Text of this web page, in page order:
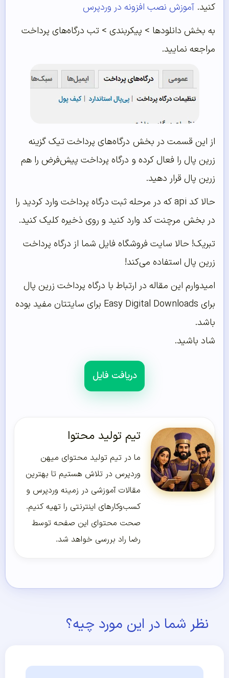
کنید. آموزش نصب افزونه در وردپرس
به بخش دانلودها > پیکربندی > تب درگاه‌های پرداخت
مراجعه نمایید.
از این قسمت در بخش درگاه‌های پرداخت تیک گزینه
زرین پال را فعال کرده و درگاه پرداخت پیش‌فرض را هم
زرین پال قرار دهید.
حالا کد api که در مرحله ثبت درگاه پرداخت وارد کردید را
در بخش مرچنت‌ کد وارد کنید و روی ذخیره کلیک کنید.
تبریک! حالا سایت فروشگاه فایل شما از درگاه پرداخت
زرین پال استفاده می‌کند!
امیدوارم این مقاله در ارتباط با درگاه پرداخت زرین پال
برای Easy Digital Downloads برای سایتتان مفید بوده
باشد.
شاد باشید.
دریافت فایل
تیم تولید محتوا
ما در تیم تولید محتوای میهن
وردپرس در تلاش هستیم تا بهترین
مقالات آموزشی در زمینه وردپرس و
کسب‌و‌کارهای اینترنتی را تهیه کنیم.
صحت محتوای این صفحه توسط
رضا راد بررسی خواهد شد.
نظر شما در این مورد چیه؟